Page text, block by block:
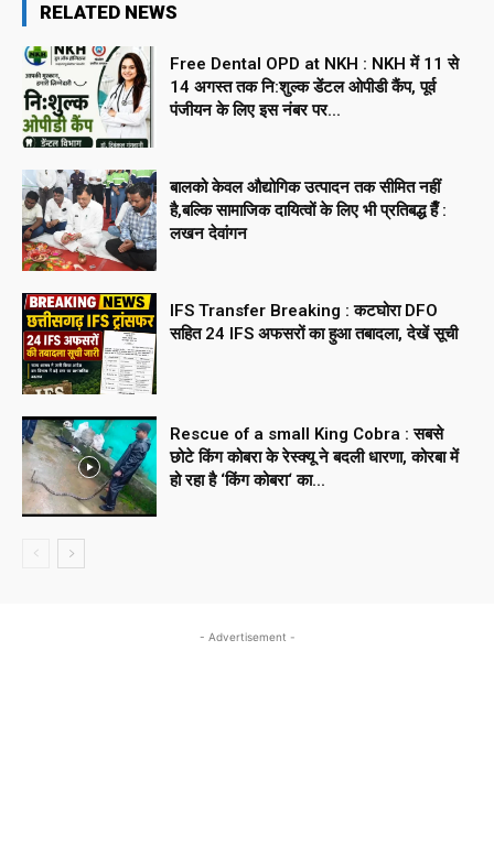
RELATED NEWS
Free Dental OPD at NKH : NKH में 11 से
14 अगस्त तक नि:शुल्क डेंटल ओपीडी कैंप, पूर्व
पंजीयन के लिए इस नंबर पर...
बालको केवल औद्योगिक उत्पादन तक सीमित नहीं
है,बल्कि सामाजिक दायित्वों के लिए भी प्रतिबद्ध हैँ :
लखन देवांगन
IFS Transfer Breaking : कटघोरा DFO
सहित 24 IFS अफसरों का हुआ तबादला, देखें सूची
Rescue of a small King Cobra : सबसे
छोटे किंग कोबरा के रेस्क्यू ने बदली धारणा, कोरबा में
हो रहा है ‘किंग कोबरा‘ का...
- Advertisement -